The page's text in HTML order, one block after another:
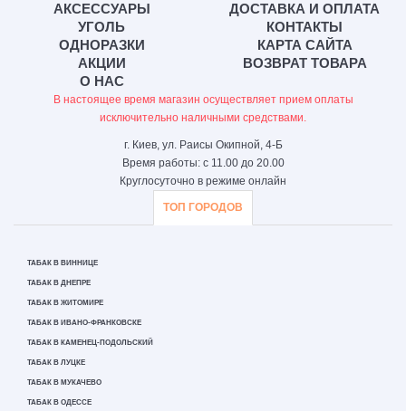
АКСЕССУАРЫ
УГОЛЬ
ОДНОРАЗКИ
АКЦИИ
О НАС
ДОСТАВКА И ОПЛАТА
КОНТАКТЫ
КАРТА САЙТА
ВОЗВРАТ ТОВАРА
В настоящее время магазин осуществляет прием оплаты
исключительно наличными средствами.
г. Киев, ул. Раисы Окипной, 4-Б
Время работы: с 11.00 до 20.00
Круглосуточно в режиме онлайн
ТОП ГОРОДОВ
ТАБАК В ВИННИЦЕ
ТАБАК В ДНЕПРЕ
ТАБАК В ЖИТОМИРЕ
ТАБАК В ИВАНО-ФРАНКОВСКЕ
ТАБАК В КАМЕНЕЦ-ПОДОЛЬСКИЙ
ТАБАК В ЛУЦКЕ
ТАБАК В МУКАЧЕВО
ТАБАК В ОДЕССЕ